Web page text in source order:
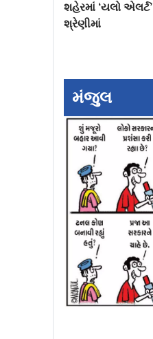
શહેરમાં ‘યલો
શ્રેણીમાં
મંજુલ